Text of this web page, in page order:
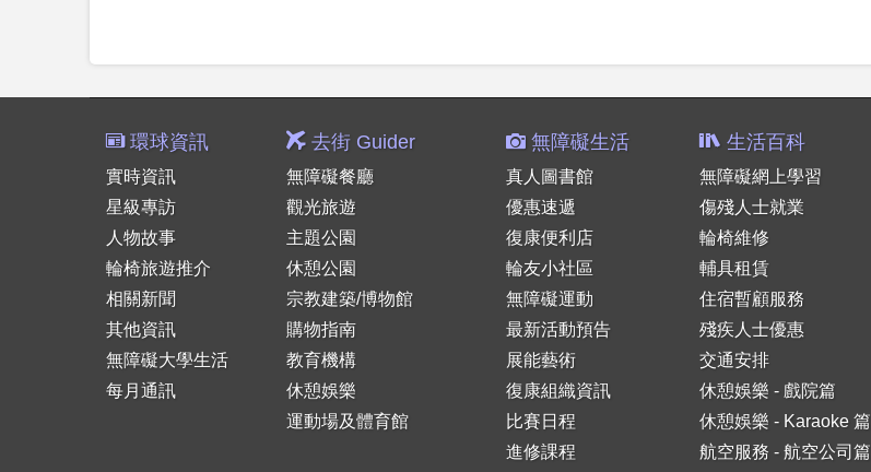
環球資訊
實時資訊
星級專訪
人物故事
輪椅旅遊推介
相關新聞
其他資訊
無障礙大學生活
每月通訊
去街 Guider
無障礙餐廳
觀光旅遊
主題公園
休憩公園
宗教建築/博物館
購物指南
教育機構
休憩娛樂
運動場及體育館
無障礙生活
真人圖書館
優惠速遞
復康便利店
輪友小社區
無障礙運動
最新活動預告
展能藝術
復康組織資訊
比賽日程
進修課程
生活百科
無障礙網上學習
傷殘人士就業
輪椅維修
輔具租賃
住宿暫顧服務
殘疾人士優惠
交通安排
休憩娛樂 - 戲院篇
休憩娛樂 - Karaoke 篇
航空服務 - 航空公司篇